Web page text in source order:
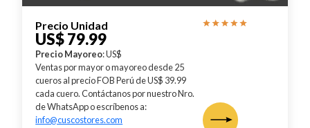
Precio Unidad
US$ 79.99
Precio Mayoreo: US$
Ventas por mayor o mayoreo desde 25
cueros al precio FOB Perú de US$ 39.99
cada cuero. Contáctanos por nuestro Nro.
de WhatsApp o escríbenos a:
info@cuscostores.com